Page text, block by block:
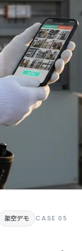
架空デモ CASE 05